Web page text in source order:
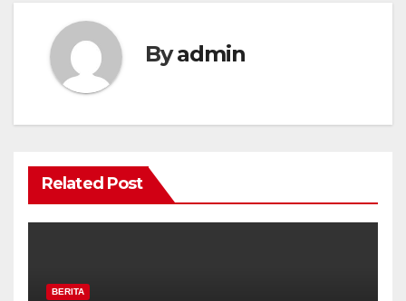
Byadmin
Related Post
BERITA